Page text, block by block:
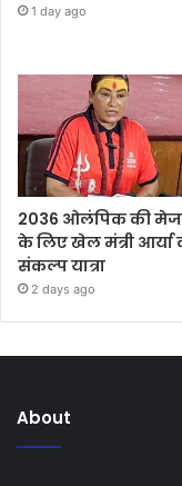
1 day ago
2036 ओलंपिक की
के लिए खेल मंत्री आर्या
संकल्प यात्रा
2 days ago
About